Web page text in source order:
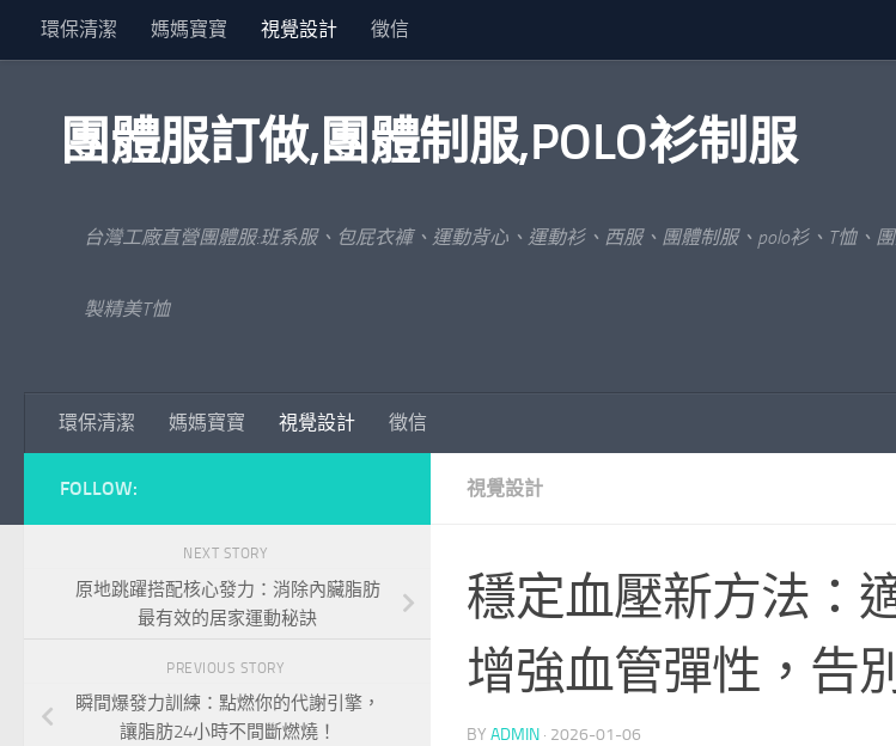
Skip to content
環保清潔 媽媽寶寶 視覺設計 徵信
團體服訂做,團體制服,POLO衫制服
台灣工廠直營團體服:班系服、包屁衣褲、運動背心、運動衫、西服、團體制服、polo衫、T恤
製精美T恤
環保清潔 媽媽寶寶 視覺設計 徵信
視覺設計
穩定血壓新方法：
增強血管彈性，告
BY ADMIN · 2026-01-06
FOLLOW:
NEXT STORY
原地跳躍搭配核心發力：消除內臟脂肪
最有效的居家運動秘訣
PREVIOUS STORY
瞬間爆發力訓練：點燃你的代謝引擎，
讓脂肪24小時不間斷燃燒！